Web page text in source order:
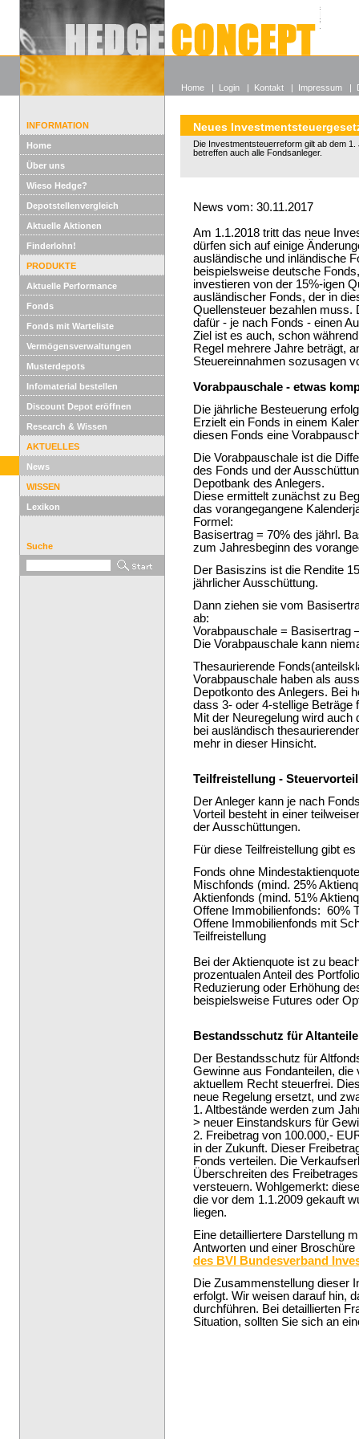
Alle
Wieso
INFORMATION
Home
Über uns
Wieso Hedge?
Depotstellenvergleich
Aktuelle Aktionen
Finderlohn!
PRODUKTE
Aktuelle Performance
Fonds
Fonds mit Warteliste
Vermögensverwaltungen
Musterdepots
Infomaterial bestellen
Discount Depot eröffnen
Research & Wissen
AKTUELLES
News
WISSEN
Lexikon
Suche
Neues
Die Investmentsteuerreform gilt ab dem
betreffen auch alle Fondsanleger.
News vom: 30.11.2017
Am 1.1.2018 tritt das neue
dürfen sich auf einige
ausländische und inländische
beispielsweise deutsche
investieren von der 15%-igen
ausländischer Fonds, der in
Quellensteuer bezahlen muss.
dafür - je nach Fonds - einen
Ziel ist es auch, schon
Regel mehrere Jahre beträgt,
Steuereinnahmen sozusagen
Vorabpauschale - etwas
Die jährliche Besteuerung
Erzielt ein Fonds in einem
diesen Fonds eine
Die Vorabpauschale ist die
des Fonds und der
Depotbank des Anlegers.
Diese ermittelt zunächst zu
das vorangegangene
Formel:
Basisertrag = 70% des jährl.
zum Jahresbeginn des
Der Basiszins ist die Rendite
jährlicher Ausschüttung.
Dann ziehen sie vom
ab:
Vorabpauschale = Basisertrag
Die Vorabpauschale kann
Thesaurierende
Vorabpauschale haben als
Depotkonto des Anlegers. Bei
dass 3- oder 4-stellige Beträge
Mit der Neuregelung wird auch
bei ausländisch
mehr in dieser Hinsicht.
Teilfreistellung -
Der Anleger kann je nach
Vorteil besteht in einer
der Ausschüttungen.
Für diese Teilfreistellung gibt
Fonds ohne
Mischfonds (mind. 25%
Aktienfonds (mind. 51%
Offene Immobilienfonds: 60%
Offene Immobilienfonds mit
Teilfreistellung
Bei der Aktienquote ist zu
prozentualen Anteil des
Reduzierung oder Erhöhung
beispielsweise Futures oder
Bestandsschutz für
Der Bestandsschutz für
Gewinne aus Fondanteilen,
aktuellem Recht steuerfrei.
neue Regelung ersetzt, und
1. Altbestände werden zum
> neuer Einstandskurs für
2. Freibetrag von 100.000,-
in der Zukunft. Dieser
Fonds verteilen. Die
Überschreiten des
versteuern. Wohlgemerkt:
die vor dem 1.1.2009 gekauft
liegen.
Eine detailliertere Darstellung
Antworten und einer
des BVI Bundesverband
Die Zusammenstellung dieser
erfolgt. Wir weisen darauf hin,
durchführen. Bei detaillierten
Situation, sollten Sie sich an
Home | Login | Kontakt | Impressum |